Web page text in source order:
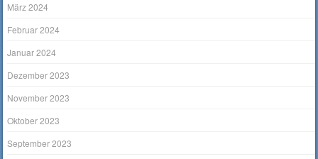
März 2024
Februar 2024
Januar 2024
Dezember 2023
November 2023
Oktober 2023
September 2023